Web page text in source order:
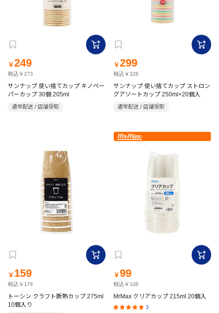
￥249
税込￥273
サンナップ 使い捨てカップ キノペー
パーカップ 30個 205ml
通常配送 / 店舗受取
￥299
税込￥328
サンナップ 使い捨てカップ ストロン
グアソートカップ 250ml×20個入
通常配送 / 店舗受取
￥ 159
税込￥174
トーシン クラフト断熱カップ 275ml
10個入り
￥99
税込￥108
MrMax クリアカップ 215ml 20個入
3